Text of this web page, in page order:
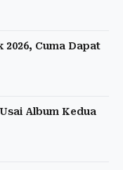
Cuma Dapat
Album Kedua